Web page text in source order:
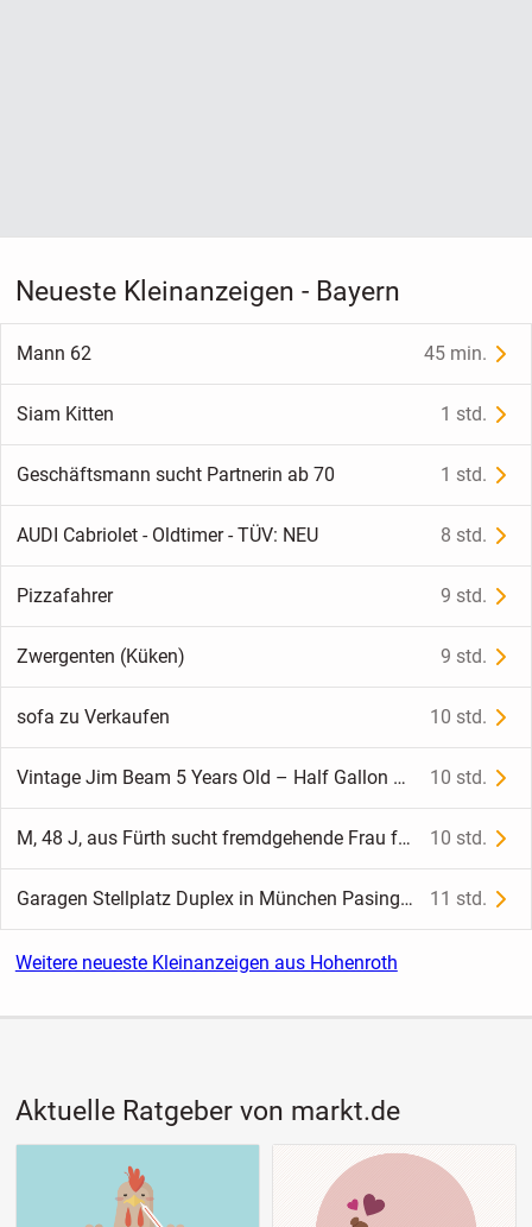
Neueste Kleinanzeigen - Bayern
Mann 62 45 min.
Siam Kitten 1 std.
Geschäftsmann sucht Partnerin ab 70 1 std.
AUDI Cabriolet - Oldtimer - TÜV: NEU 8 std.
Pizzafahrer 9 std.
Zwergenten (Küken) 9 std.
sofa zu Verkaufen 10 std.
Vintage Jim Beam 5 Years Old – Half Gallon – vermutlich 1970er-Jahre 10 std.
M, 48 J, aus Fürth sucht fremdgehende Frau für Beziehung 10 std.
Garagen Stellplatz Duplex in München Pasing Nähe Westbad zu vermieten 11 std.
Weitere neueste Kleinanzeigen aus Hohenroth
Aktuelle Ratgeber von markt.de